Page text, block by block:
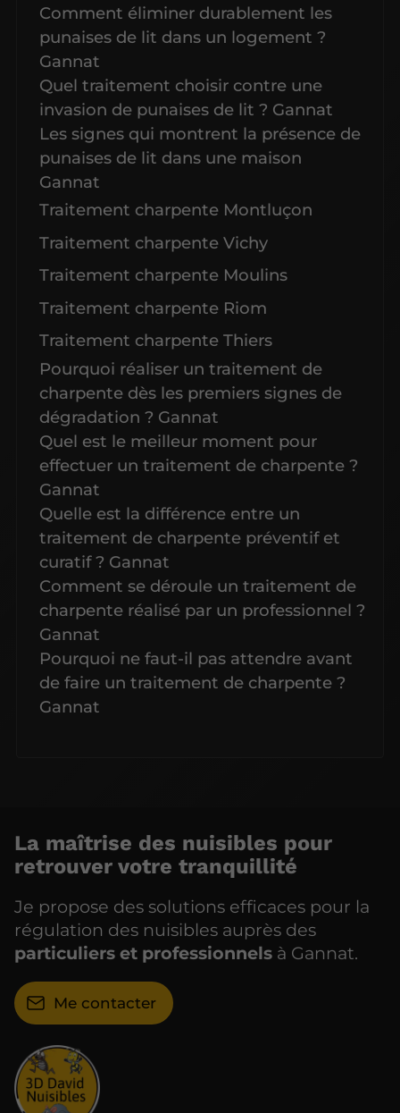
Comment éliminer durablement les
punaises de lit dans un logement ?
Gannat
Quel traitement choisir contre une
invasion de punaises de lit ? Gannat
Les signes qui montrent la présence de
punaises de lit dans une maison
Gannat
Traitement charpente Montluçon
Traitement charpente Vichy
Traitement charpente Moulins
Traitement charpente Riom
Traitement charpente Thiers
Pourquoi réaliser un traitement de
charpente dès les premiers signes de
dégradation ? Gannat
Quel est le meilleur moment pour
effectuer un traitement de charpente ?
Gannat
Quelle est la différence entre un
traitement de charpente préventif et
curatif ? Gannat
Comment se déroule un traitement de
charpente réalisé par un professionnel ?
Gannat
Pourquoi ne faut-il pas attendre avant
de faire un traitement de charpente ?
Gannat
La maîtrise des nuisibles pour
retrouver votre tranquillité
Je propose des solutions efficaces pour la
régulation des nuisibles auprès des
particuliers et professionnels à Gannat.
Me contacter